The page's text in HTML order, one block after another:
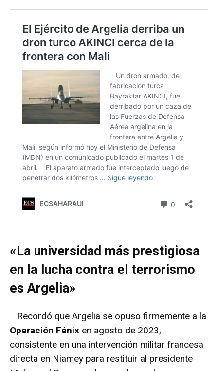
«La universidad más prestigiosa
en la lucha contra el terrorismo
es Argelia»
Recordó que Argelia se opuso firmemente a la
Operación Fénix en agosto de 2023,
consistente en una intervención militar francesa
directa en Niamey para restituir al presidente